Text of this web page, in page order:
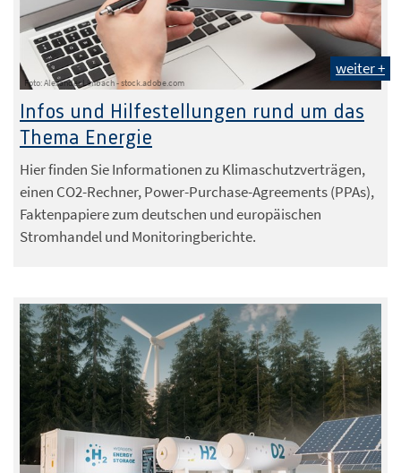
Foto: Alexander Limbach - stock.adobe.com
weiter +
Infos und Hilfestellungen rund um das
Thema Energie
Hier finden Sie Informationen zu Klimaschutzverträgen,
einen CO2-Rechner, Power-Purchase-Agreements (PPAs),
Faktenpapiere zum deutschen und europäischen
Stromhandel und Monitoringberichte.